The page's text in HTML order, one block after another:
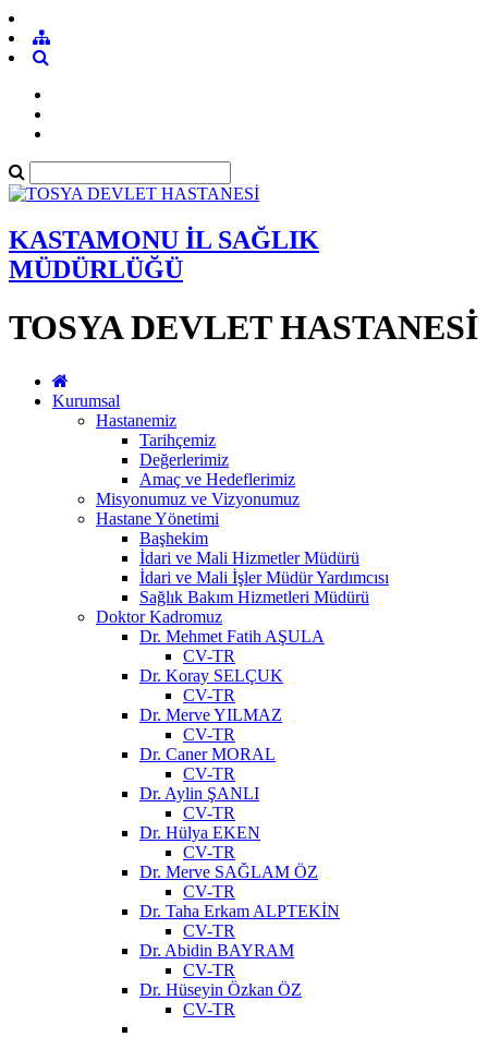
KASTAMONU İL SAĞLIK
MÜDÜRLÜĞÜ
TOSYA DEVLET HASTANESİ
Kurumsal
Hastanemiz
Tarihçemiz
Değerlerimiz
Amaç ve Hedeflerimiz
Misyonumuz ve Vizyonumuz
Hastane Yönetimi
Başhekim
İdari ve Mali Hizmetler Müdürü
İdari ve Mali İşler Müdür Yardımcısı
Sağlık Bakım Hizmetleri Müdürü
Doktor Kadromuz
Dr. Mehmet Fatih AŞULA
CV-TR
Dr. Koray SELÇUK
CV-TR
Dr. Merve YILMAZ
CV-TR
Dr. Caner MORAL
CV-TR
Dr. Aylin ŞANLI
CV-TR
Dr. Hülya EKEN
CV-TR
Dr. Merve SAĞLAM ÖZ
CV-TR
Dr. Taha Erkam ALPTEKİN
CV-TR
Dr. Abidin BAYRAM
CV-TR
Dr. Hüseyin Özkan ÖZ
CV-TR